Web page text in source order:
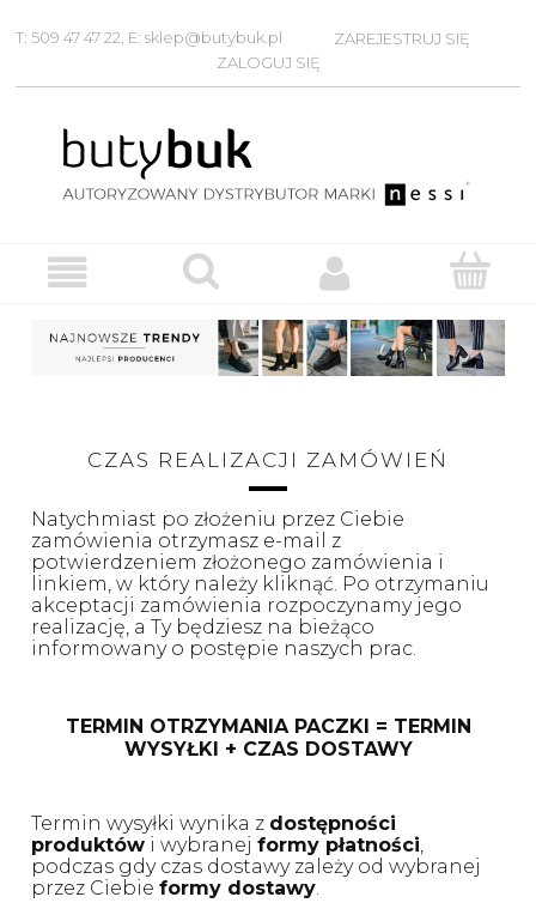
T: 509 47 47 22, E: sklep@butybuk.pl
ZAREJESTRUJ SIĘ
ZALOGUJ SIĘ
CZAS REALIZACJI ZAMÓWIEŃ
Natychmiast po złożeniu przez Ciebie
zamówienia otrzymasz e-mail z
potwierdzeniem złożonego zamówienia i
linkiem, w który należy kliknąć. Po otrzymaniu
akceptacji zamówienia rozpoczynamy jego
realizację, a Ty będziesz na bieżąco
informowany o postępie naszych prac.
TERMIN OTRZYMANIA PACZKI = TERMIN
WYSYŁKI + CZAS DOSTAWY
Termin wysyłki wynika z dostępności
produktów i wybranej formy płatności,
podczas gdy czas dostawy zależy od wybranej
przez Ciebie formy dostawy.